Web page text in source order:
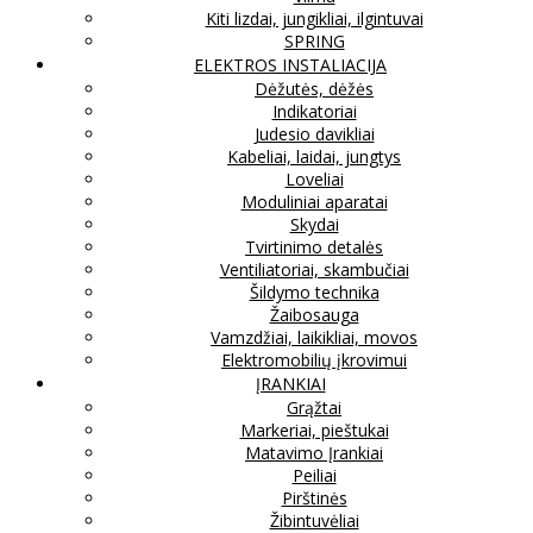
Kiti lizdai, jungikliai, ilgintuvai
SPRING
ELEKTROS INSTALIACIJA
Dėžutės, dėžės
Indikatoriai
Judesio davikliai
Kabeliai, laidai, jungtys
Loveliai
Moduliniai aparatai
Skydai
Tvirtinimo detalės
Ventiliatoriai, skambučiai
Šildymo technika
Žaibosauga
Vamzdžiai, laikikliai, movos
Elektromobilių įkrovimui
ĮRANKIAI
Grąžtai
Markeriai, pieštukai
Matavimo Įrankiai
Peiliai
Pirštinės
Žibintuvėliai